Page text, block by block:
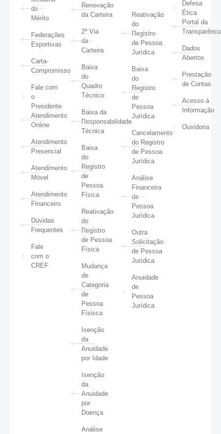
do
Mérito
Federações
Esportivas
Carta-
Compromisso
Fale com
o
Presidente
Atendimento
Online
Atendimento
Presencial
Atendimento
Móvel
Atendimento
Financeiro
Dúvidas
Frequentes
Fale
com o
CREF
Renovação
da Carteira
2ª Via
da
Carteira
Baixa
do
Quadro
Técnico
Baixa da
Responsabilidade
Técnica
Baixa
do
Registro
de
Pessoa
Física
Reativação
do
Registro
de Pessoa
Física
Mudança
de
Categoria
de
Pessoa
Físisca
Isenção
da
Anuidade
por Idade
Isenção
da
Anuidade
por
Doença
Análise
Reativação
do
Registro
de Pessoa
Jurídica
Baixa
do
Registro
de
Pessoa
Jurídica
Cancelamento
do Registro
de Pessoa
Jurídica
Análise
Financeira
de
Pessoa
Jurídica
Outra
Solicitação
de Pessoa
Jurídica
Anuidade
de
Pessoa
Jurídica
Defesa
Ética
Portal da
Dados
Abertos
Prestação
de Contas
Acesso à
Informação
Ouvidoria